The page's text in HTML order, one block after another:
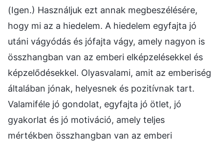
(Igen.) Használjuk ezt annak megbeszélésére,
hogy mi az a hiedelem. A hiedelem egyfajta jó
utáni vágyódás és jófajta vágy, amely nagyon is
összhangban van az emberi elképzelésekkel és
képzelődésekkel. Olyasvalami, amit az emberiség
általában jónak, helyesnek és pozitívnak tart.
Valamiféle jó gondolat, egyfajta jó ötlet, jó
gyakorlat és jó motiváció, amely teljes
mértékben összhangban van az emberi